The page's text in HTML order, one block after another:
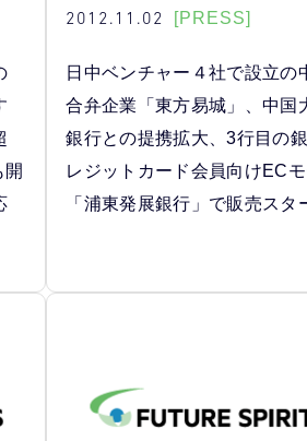
2012.11.02 [PRESS]
日中ベンチャー４社で設立の
合弁企業「東方易城」、中国
銀行との提携拡大、3行目の
レジットカード会員向けEC
「浦東発展銀行」で販売スタ